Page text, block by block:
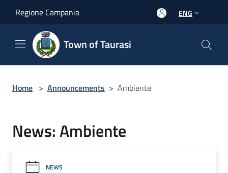
Regione Campania ENG
Town of Taurasi
Home > Announcements > Ambiente
News: Ambiente
NEWS